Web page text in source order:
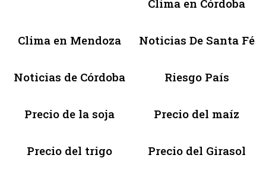
Clima en Córdoba
Clima en Mendoza Noticias De Santa Fé
Noticias de Córdoba Riesgo País
Precio de la soja Precio del maíz
Precio del trigo Precio del Girasol